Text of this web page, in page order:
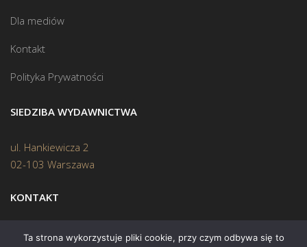
Dla mediów
Kontakt
Polityka Prywatności
SIEDZIBA WYDAWNICTWA
ul. Hankiewicza 2
02-103 Warszawa
KONTAKT
Biuro: (22) 45 70 402
Ta strona wykorzystuje pliki cookie, przy czym odbywa się to